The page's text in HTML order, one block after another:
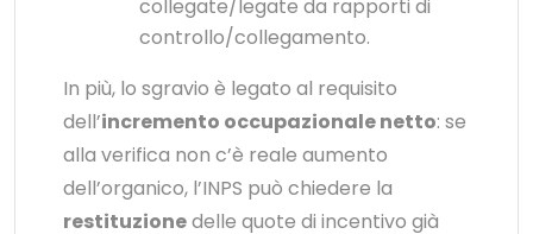
collegate/legate da rapporti di
controllo/collegamento.
In più, lo sgravio è legato al requisito
dell’incremento occupazionale netto: se
alla verifica non c’è reale aumento
dell’organico, l’INPS può chiedere la
restituzionedelle quote di incentivo già